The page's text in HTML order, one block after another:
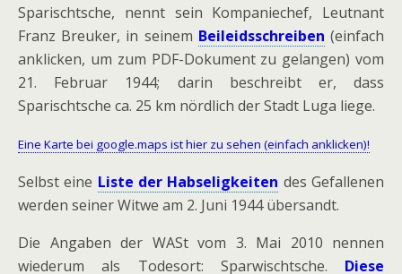
Sparischtsche, nennt sein Kompaniechef, Leutnant
Franz Breuker, in seinem Beileidsschreiben (einfach
anklicken, um zum PDF-Dokument zu gelangen) vom
21. Februar 1944; darin beschreibt er, dass
Sparischtsche ca. 25 km nördlich der Stadt Luga liege.
Eine Karte bei google.maps ist hier zu sehen (einfach anklicken)!
Selbst eine Liste der Habseligkeiten des Gefallenen
werden seiner Witwe am 2. Juni 1944 übersandt.
Die Angaben der WASt vom 3. Mai 2010 nennen
wiederum als Todesort: Sparwischtsche. Diese